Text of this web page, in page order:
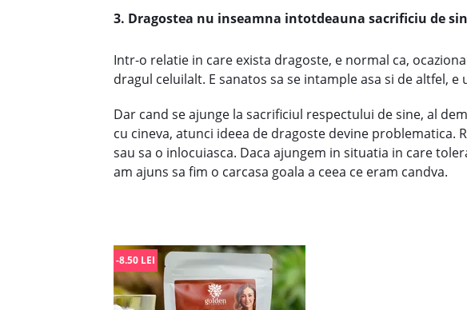
3. Dragostea nu inseamna intotdeauna sacrificiu de
Intr-o relatie in care exista dragoste, e normal ca,
dragul celuilalt. E sanatos sa se intample asa si de altfel,
Dar cand se ajunge la sacrificiul respectului de sine, al
cu cineva, atunci ideea de dragoste devine
sau sa o inlocuiasca. Daca ajungem in situatia in care
am ajuns sa fim o carcasa goala a ceea ce eram candva.
-8.50 LEI